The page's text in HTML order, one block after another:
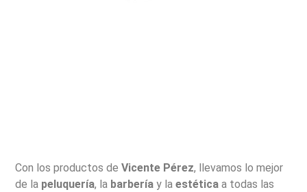
Con los productos deVicente Pérez, llevamos lo mejor
de la peluquería, la barbería y laestética a todas las